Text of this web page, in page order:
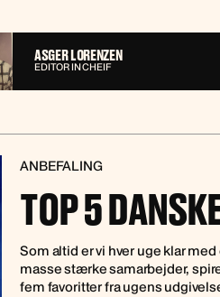
ASGER LORENZEN
EDITOR IN CHEIF
ANBEFALING
TOP 5
Som altid er vi hver uge klar
masse stærke samarbejder,
fem favoritter fra ugens